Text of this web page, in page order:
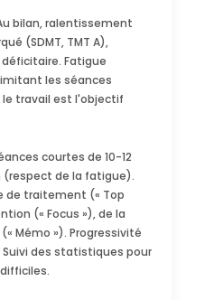
bilan, ralentissement
(SDMT, TMT A),
Fatigue
les séances
le travail est l'objectif
courtes de 10-12
de la fatigue).
de traitement (« Top
(« Focus »), de la
Mémo »). Progressivité
des statistiques pour